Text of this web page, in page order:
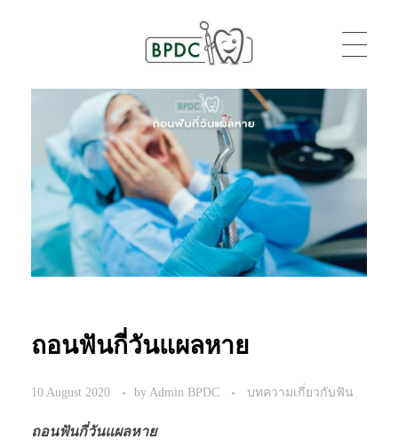
ถอนฟันกี่วันแผลหาย
10 August 2020 byAdmin BPDC บทความเกี่ยวกับฟัน
ถอนฟันกี่วันแผลหาย